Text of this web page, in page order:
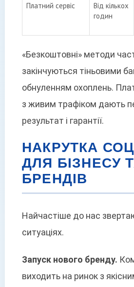
Платний сервіс
Від кількох
годин
«Безкоштовні» методи
закінчуються тіньовими
обнуленням охоплень.
з живим трафіком дають
результат і гарантії.
НАКРУТКА
ДЛЯ БІЗНЕСУ
БРЕНДІВ
Найчастіше до нас
ситуаціях.
Запуск нового бренду.
виходить на ринок з